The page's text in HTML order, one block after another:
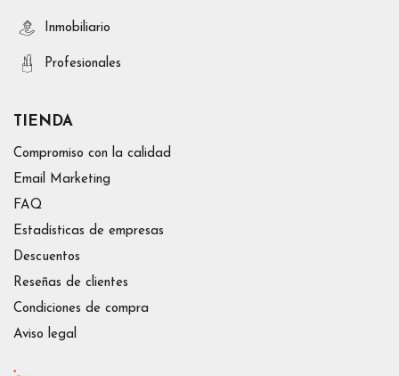
Inmobiliario
Profesionales
TIENDA
Compromiso con la calidad
Email Marketing
FAQ
Estadísticas de empresas
Descuentos
Reseñas de clientes
Condiciones de compra
Aviso legal